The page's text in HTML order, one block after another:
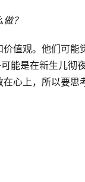
？
值观。他们可
能是在新生儿
心上，所以要思